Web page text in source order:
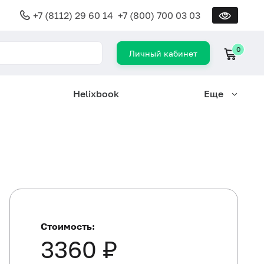
+7 (8112) 29 60 14 +7 (800) 700 03 03
Личный кабинет 0
Helixbook Еще
Стоимость:
3360 ₽